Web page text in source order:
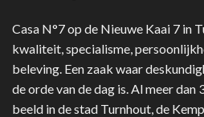
Casa N°7 op de Nieuwe Kaai 7 in
kwaliteit, specialisme,
beleving. Een zaak waar
de orde van de dag is. Al meer dan
beeld in de stad Turnhout, de